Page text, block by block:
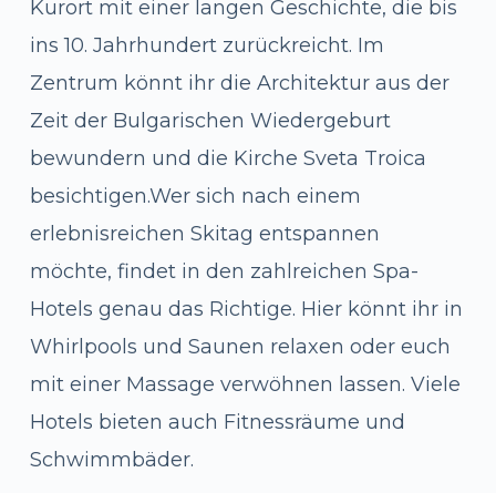
Kurort mit einer langen Geschichte, die bis
ins 10. Jahrhundert zurückreicht. Im
Zentrum könnt ihr die Architektur aus der
Zeit der Bulgarischen Wiedergeburt
bewundern und die Kirche Sveta Troica
besichtigen.Wer sich nach einem
erlebnisreichen Skitag entspannen
möchte, findet in den zahlreichen Spa-
Hotels genau das Richtige. Hier könnt ihr in
Whirlpools und Saunen relaxen oder euch
mit einer Massage verwöhnen lassen. Viele
Hotels bieten auch Fitnessräume und
Schwimmbäder.